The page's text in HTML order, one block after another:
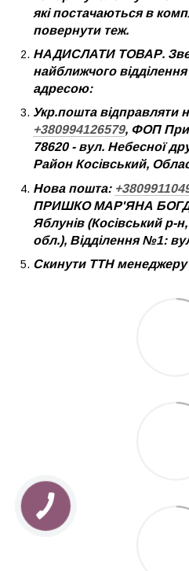
які постачаються в
повернути теж.
НАДИСЛАТИ ТОВАР.
найближчого
адресою:
Укр.пошта відправляти
+380994126579, ФОП
78620 - вул. Небесної
Район Косівський,
Нова пошта:
ПРИШКО МАР'ЯНА
Яблунів (Косівський р-
обл.), Відділення №1:
Скинути ТТН менеджеру